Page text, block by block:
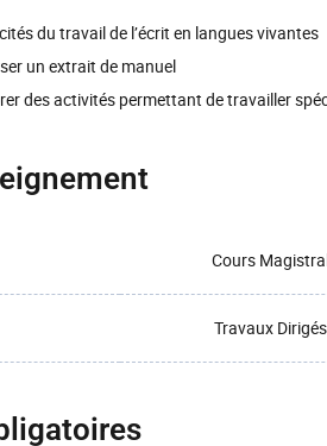
du travail de l’écrit en langues vivantes
un extrait de manuel
des activités permettant de travailler
Cours
Travaux Dirigés